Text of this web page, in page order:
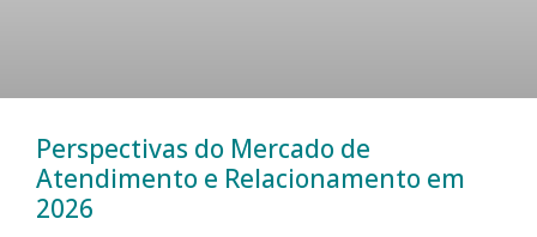
Perspectivas do Mercado de
Atendimento e Relacionamento em
2026